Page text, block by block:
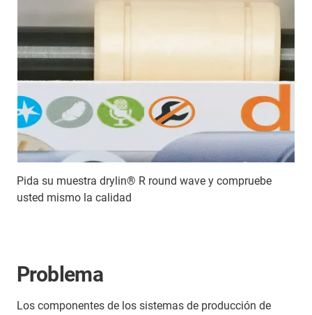
Pida su muestra drylin® R round wave y compruebe
usted mismo la calidad
Problema
Los componentes de los sistemas de producción de